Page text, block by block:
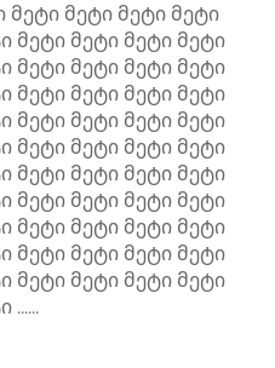
მეტი მეტი მეტი
მეტი მეტი მეტი მეტი
მეტი მეტი მეტი მეტი
მეტი მეტი მეტი მეტი
მეტი მეტი მეტი მეტი
მეტი მეტი მეტი მეტი
მეტი მეტი მეტი მეტი
მეტი მეტი მეტი მეტი
მეტი მეტი მეტი მეტი
მეტი მეტი მეტი მეტი
მეტი მეტი მეტი მეტი
......